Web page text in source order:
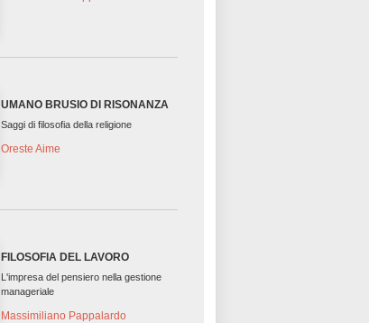
UMANO BRUSIO DI RISONANZA
Saggi di filosofia della religione
Oreste Aime
FILOSOFIA DEL LAVORO
L'impresa del pensiero nella gestione
manageriale
Massimiliano Pappalardo